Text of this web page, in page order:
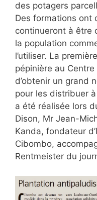
des potagers
Des formations ont
continueront à être
la population
l’utiliser. La
pépinière au
d’obtenir un grand
pour les distribuer
a été réalisée lors
Dison, Mr Jean-
Kanda, fondateur
Cibombo,
Rentmeister du